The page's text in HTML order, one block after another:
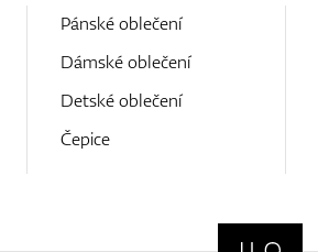
Pánské oblečení
Dámské oblečení
Detské oblečení
Čepice